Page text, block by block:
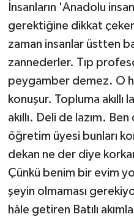
İnsanların 'Anadolu
gerektiğine dikkat
zaman insanlar üstten
zannederler. Tıp
peygamber demez. O
konuşur. Topluma akıllı
akıllı. Deli de lazım.
öğretim üyesi bunları
dekan ne der diye
Çünkü benim bir evim
şeyin olmaması
hâle getiren Batılı